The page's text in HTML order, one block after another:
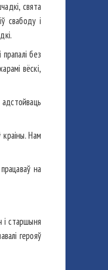
свята
свабоду і
без
вёскі,
Нам
на
і старшыня
герояў